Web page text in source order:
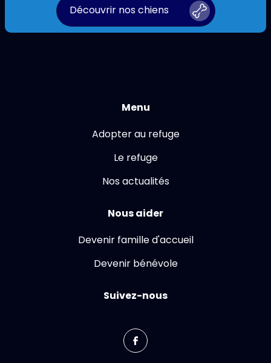
Découvrir nos chiens
Menu
Adopter au refuge
Le refuge
Nos actualités
Nous aider
Devenir famille d'accueil
Devenir bénévole
Suivez-nous